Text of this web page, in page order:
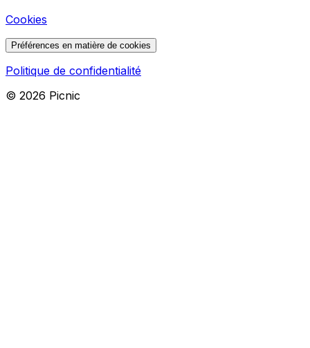
Cookies
Préférences en matière de cookies
Politique de confidentialité
© 2026 Picnic